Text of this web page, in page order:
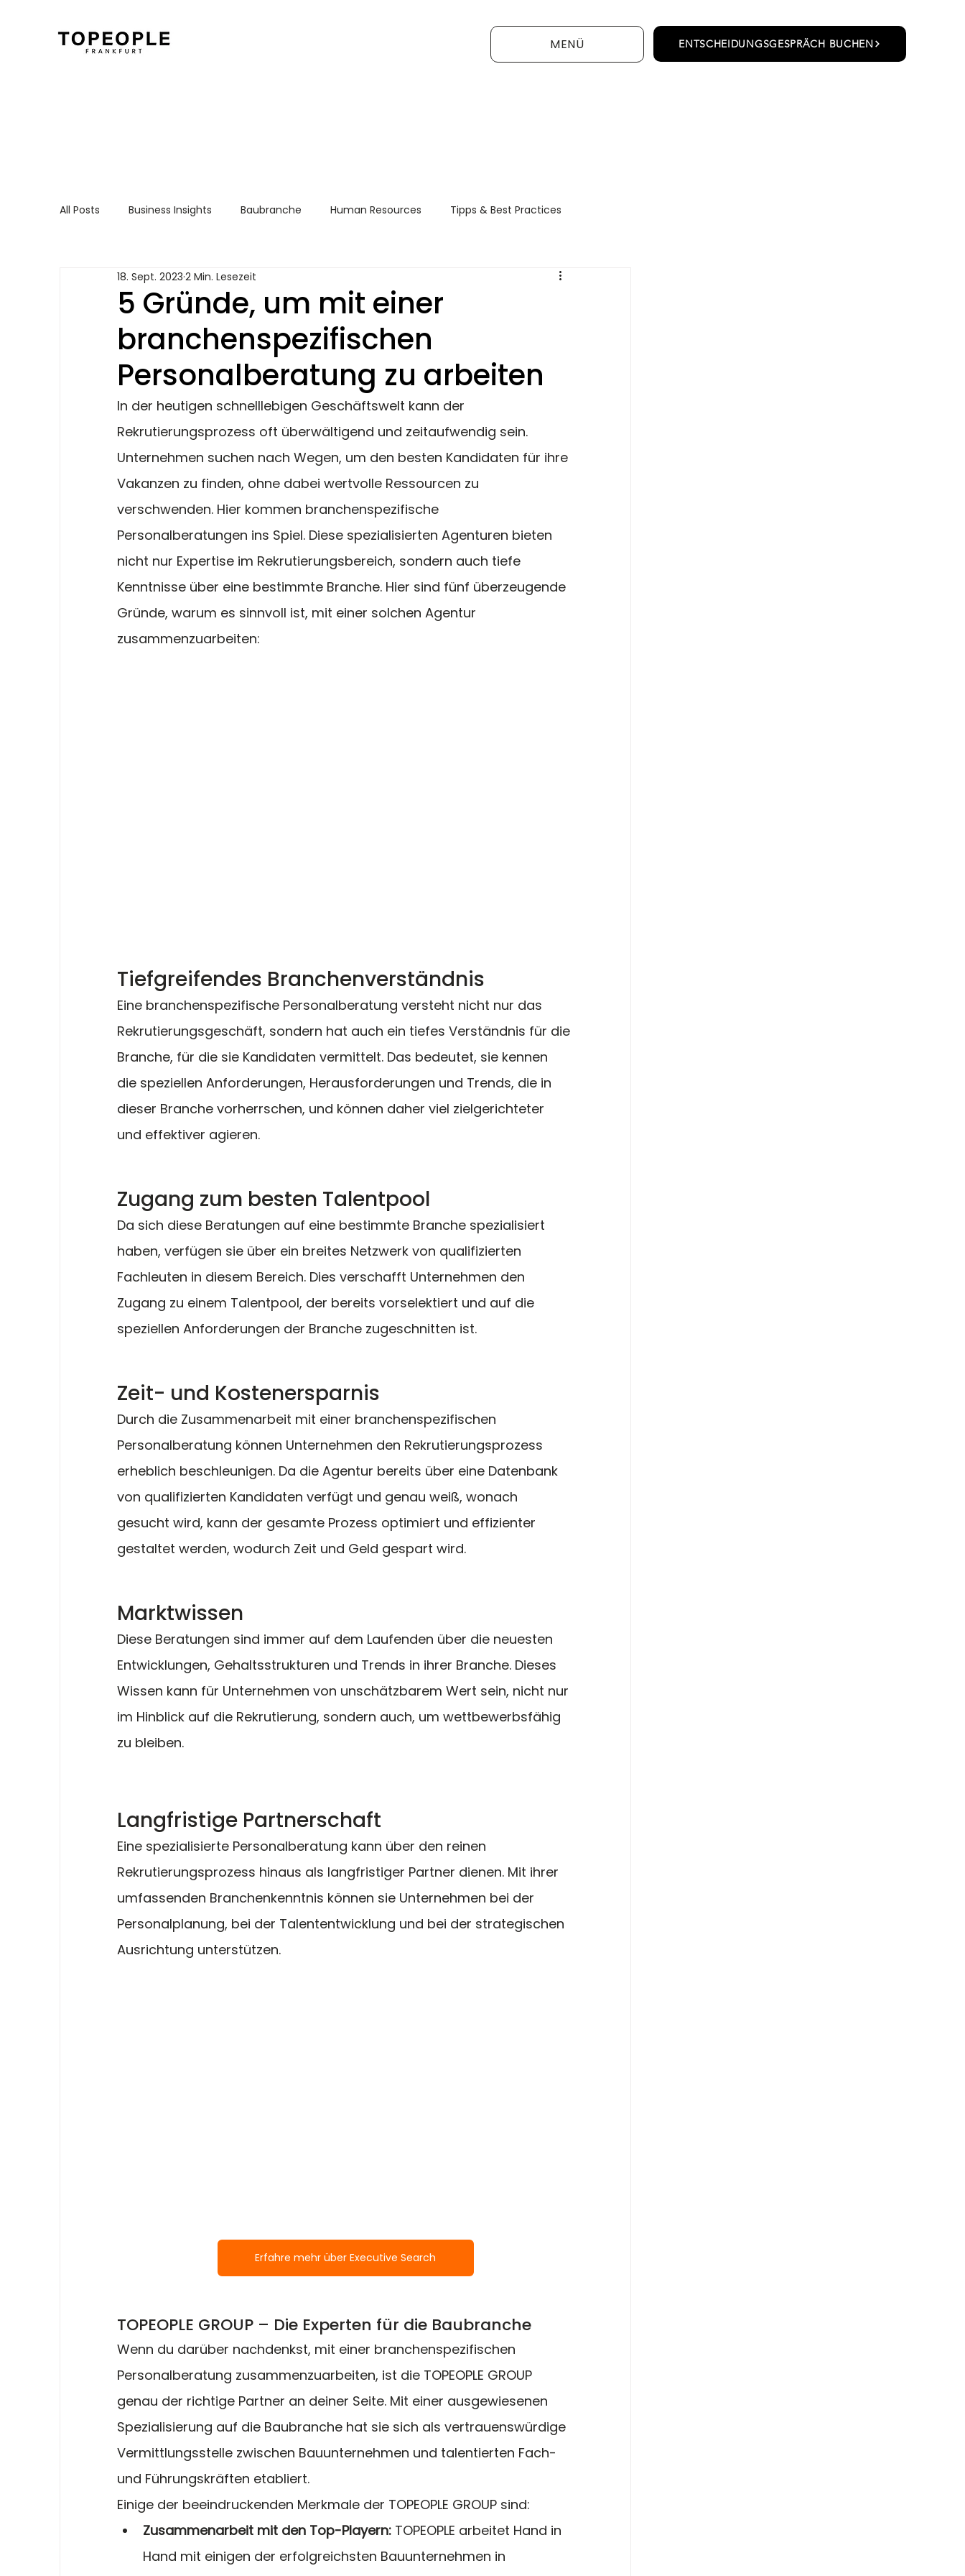
MENÜ ENTSCHEIDUNGSGESPRÄCH BUCHEN
All Posts Business Insights Baubranche Human Resources Tipps & Best Practices
5 Gründe, um mit einer
branchenspezifischen
Personalberatung zu arbeiten
18. Sept. 2023 2 Min. Lesezeit
In der heutigen schnelllebigen Geschäftswelt kann der
Rekrutierungsprozess oft überwältigend und zeitaufwendig sein.
Unternehmen suchen nach Wegen, um den besten Kandidaten für ihre
Vakanzen zu finden, ohne dabei wertvolle Ressourcen zu
verschwenden. Hier kommen branchenspezifische
Personalberatungen ins Spiel. Diese spezialisierten Agenturen bieten
nicht nur Expertise im Rekrutierungsbereich, sondern auch tiefe
Kenntnisse über eine bestimmte Branche. Hier sind fünf überzeugende
Gründe, warum es sinnvoll ist, mit einer solchen Agentur
zusammenzuarbeiten:
Tiefgreifendes Branchenverständnis
Eine branchenspezifische Personalberatung versteht nicht nur das
Rekrutierungsgeschäft, sondern hat auch ein tiefes Verständnis für die
Branche, für die sie Kandidaten vermittelt. Das bedeutet, sie kennen
die speziellen Anforderungen, Herausforderungen und Trends, die in
dieser Branche vorherrschen, und können daher viel zielgerichteter
und effektiver agieren.
Zugang zum besten Talentpool
Da sich diese Beratungen auf eine bestimmte Branche spezialisiert
haben, verfügen sie über ein breites Netzwerk von qualifizierten
Fachleuten in diesem Bereich. Dies verschafft Unternehmen den
Zugang zu einem Talentpool, der bereits vorselektiert und auf die
speziellen Anforderungen der Branche zugeschnitten ist.
Zeit- und Kostenersparnis
Durch die Zusammenarbeit mit einer branchenspezifischen
Personalberatung können Unternehmen den Rekrutierungsprozess
erheblich beschleunigen. Da die Agentur bereits über eine Datenbank
von qualifizierten Kandidaten verfügt und genau weiß, wonach
gesucht wird, kann der gesamte Prozess optimiert und effizienter
gestaltet werden, wodurch Zeit und Geld gespart wird.
Marktwissen
Diese Beratungen sind immer auf dem Laufenden über die neuesten
Entwicklungen, Gehaltsstrukturen und Trends in ihrer Branche. Dieses
Wissen kann für Unternehmen von unschätzbarem Wert sein, nicht nur
im Hinblick auf die Rekrutierung, sondern auch, um wettbewerbsfähig
zu bleiben.
Langfristige Partnerschaft
Eine spezialisierte Personalberatung kann über den reinen
Rekrutierungsprozess hinaus als langfristiger Partner dienen. Mit ihrer
umfassenden Branchenkenntnis können sie Unternehmen bei der
Personalplanung, bei der Talententwicklung und bei der strategischen
Ausrichtung unterstützen.
Erfahre mehr über Executive Search
TOPEOPLE GROUP – Die Experten für die Baubranche
Wenn du darüber nachdenkst, mit einer branchenspezifischen
Personalberatung zusammenzuarbeiten, ist die TOPEOPLE GROUP
genau der richtige Partner an deiner Seite. Mit einer ausgewiesenen
Spezialisierung auf die Baubranche hat sie sich als vertrauenswürdige
Vermittlungsstelle zwischen Bauunternehmen und talentierten Fach-
und Führungskräften etabliert.
Einige der beeindruckenden Merkmale der TOPEOPLE GROUP sind:
Zusammenarbeit mit den Top-Playern: TOPEOPLE arbeitet Hand in
Hand mit einigen der erfolgreichsten Bauunternehmen in